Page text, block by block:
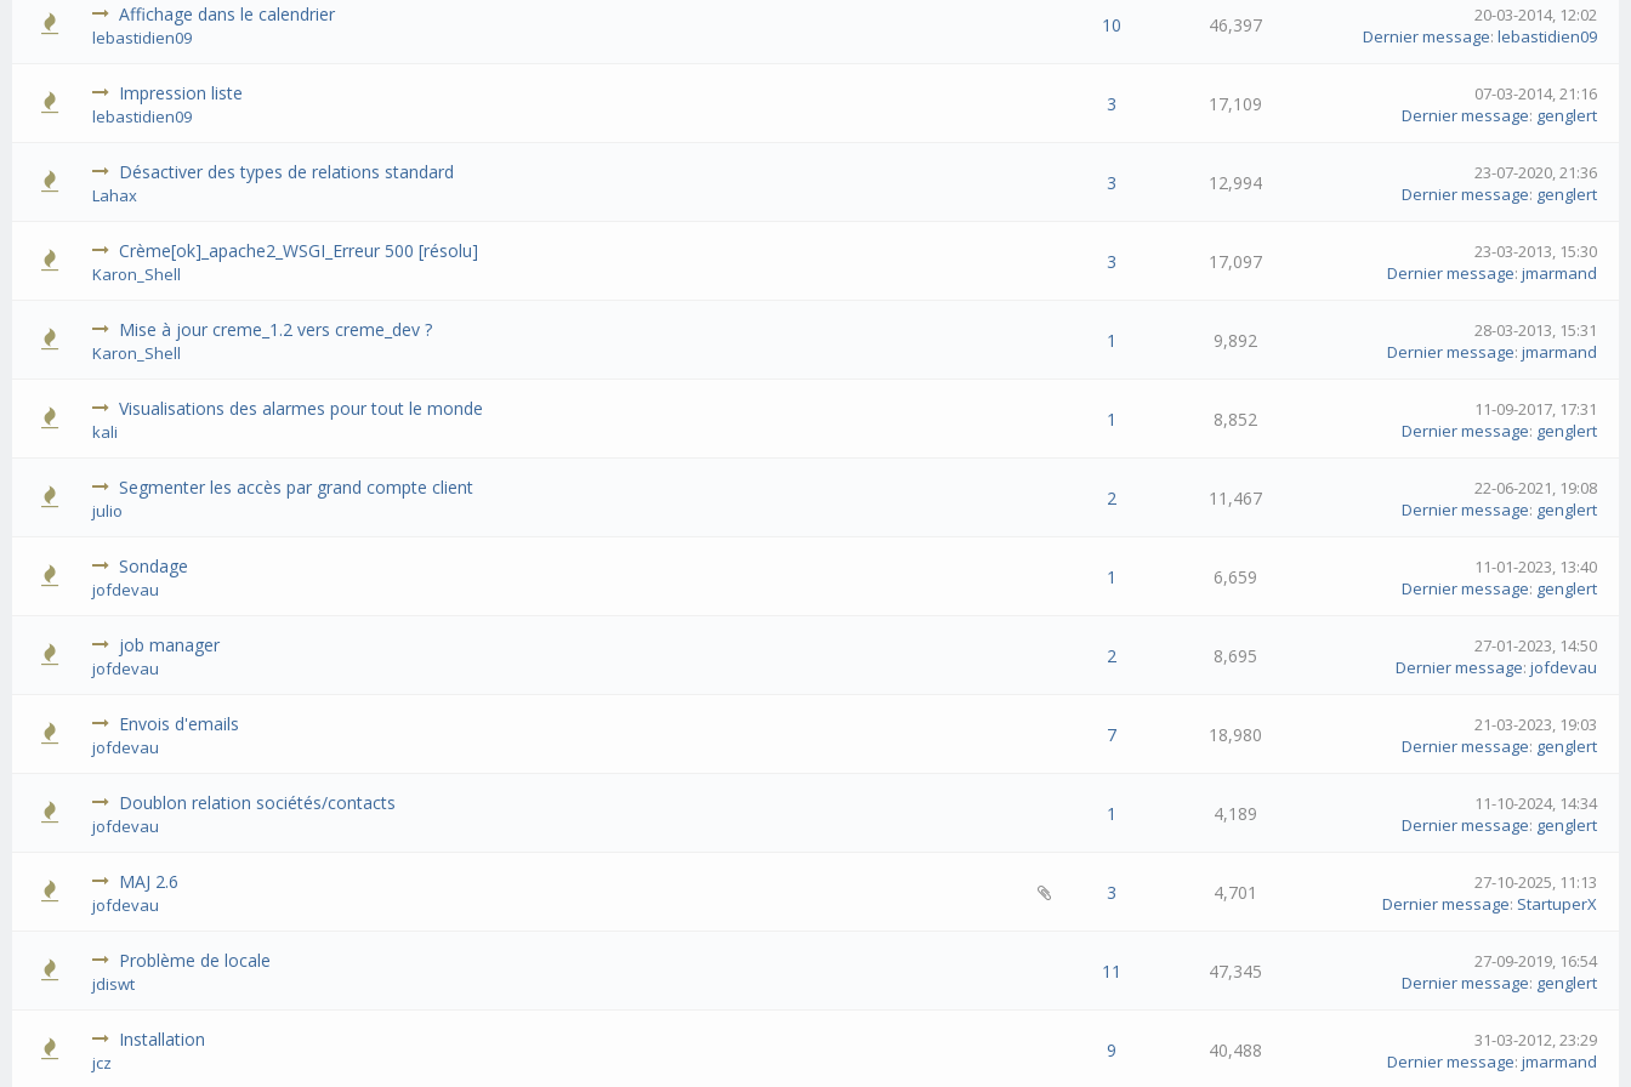
Affichage dans le calendrier
lebastidien09
10 46,397
20-03-2014, 12:02
Dernier message:lebastidien09
Impression liste
lebastidien09
3 17,109
07-03-2014, 21:16
Dernier message: genglert
Désactiver des types de relations standard
Lahax
3 12,994
23-07-2020, 21:36
Dernier message: genglert
Crème[ok]_apache2_WSGI_Erreur 500 [résolu]
Karon_Shell
3 17,097
23-03-2013, 15:30
Dernier message:jmarmand
Mise à jour creme_1.2 vers creme_dev ?
Karon_Shell
1 9,892
28-03-2013, 15:31
Dernier message:jmarmand
Visualisations des alarmes pour tout le monde
kali
1 8,852
11-09-2017, 17:31
Dernier message: genglert
Segmenter les accès par grand compte client
julio
2 11,467
22-06-2021, 19:08
Dernier message: genglert
Sondage
jofdevau
1 6,659
11-01-2023, 13:40
Dernier message: genglert
job manager
jofdevau
2 8,695
27-01-2023, 14:50
Dernier message:jofdevau
Envois d'emails
jofdevau
7 18,980
21-03-2023, 19:03
Dernier message: genglert
Doublon relation sociétés/contacts
jofdevau
1 4,189
11-10-2024, 14:34
Dernier message: genglert
MAJ 2.6
jofdevau
3 4,701
27-10-2025, 11:13
Dernier message: StartuperX
Problème de locale
jdiswt
11 47,345
27-09-2019, 16:54
Dernier message: genglert
Installation
jcz
9 40,488
31-03-2012, 23:29
Dernier message:jmarmand